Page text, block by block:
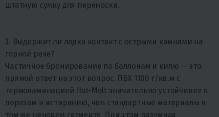
штатную сумку для переноски.
3. Выдержит ли лодка контакт с острыми камнями на
горной реке?
Частичное бронирование по баллонам и килю — это
прямой ответ на этот вопрос. ПВХ 1100 г/кв.м с
термоламинацией Hot-Melt значительно устойчивее к
порезам и истиранию, чем стандартные материалы в
том же ценовом сегменте. При этом разумная